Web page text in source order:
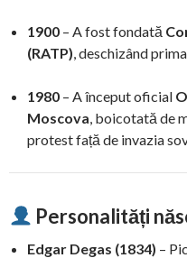
1900 – A fost fondată
(RATP), deschizând
1980 – A început oficial
Moscova, boicotată de
protest față de invazia
Personalități
Edgar Degas (1834) –